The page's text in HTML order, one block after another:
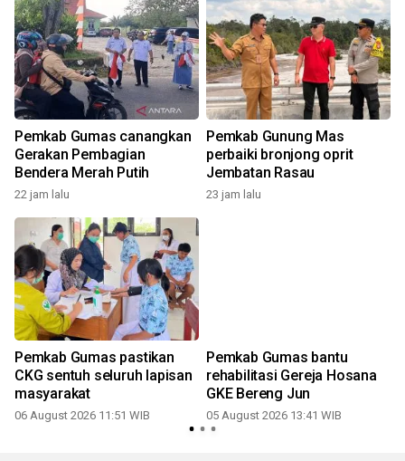
Pemkab Gumas canangkan
Gerakan Pembagian
Bendera Merah Putih
22 jam lalu
Pemkab Gunung Mas
perbaiki bronjong oprit
Jembatan Rasau
23 jam lalu
Pemkab Gumas pastikan
CKG sentuh seluruh lapisan
masyarakat
06 August 2026 11:51 WIB
Pemkab Gumas bantu
rehabilitasi Gereja Hosana
GKE Bereng Jun
05 August 2026 13:41 WIB